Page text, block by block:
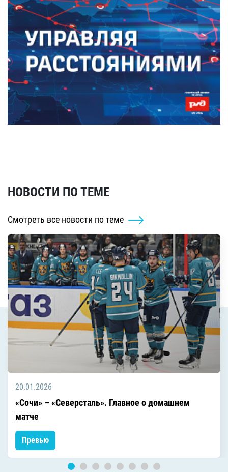
НОВОСТИ ПО ТЕМЕ
Смотреть все новости по теме
20.01.2026
«Сочи» – «Северсталь». Главное о домашнем
матче
Превью